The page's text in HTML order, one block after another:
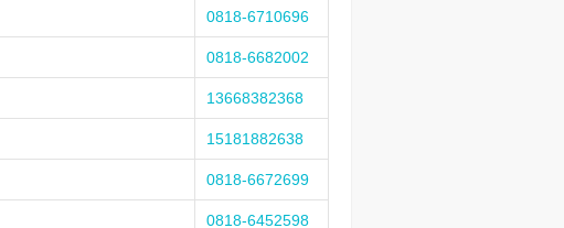
0818-6710696
0818-6682002
13668382368
15181882638
0818-6672699
0818-6452598